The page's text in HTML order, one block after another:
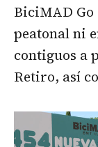
BiciMAD
peatonal ni
contiguos a
Retiro, así